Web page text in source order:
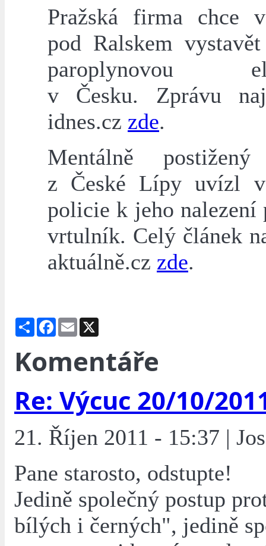
Pražská firma chce
pod Ralskem
paroplynovou
v Česku. Zprávu
idnes.cz zde.
Mentálně
z České Lípy uvízl v
policie k jeho nalezení
vrtulník. Celý článek
aktuálně.cz zde.
Share Facebook
Email
Komentáře
Re: Výcuc 20/10/
21. Říjen 2011 - 15:37 |
Pane starosto, odstupte!
Jedině společný postup
bílých i černých", jedině